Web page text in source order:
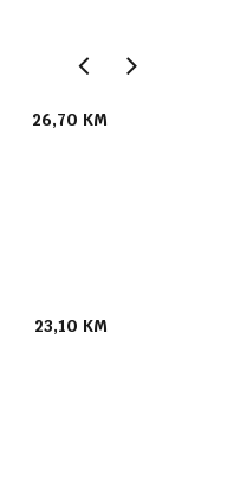
26,70 KM
23,10 KM